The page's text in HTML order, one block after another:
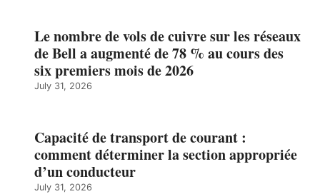
Le nombre de vols de cuivre sur les réseaux
de Bell a augmenté de 78 % au cours des
six premiers mois de 2026
July 31, 2026
Capacité de transport de courant :
comment déterminer la section appropriée
d’un conducteur
July 31, 2026